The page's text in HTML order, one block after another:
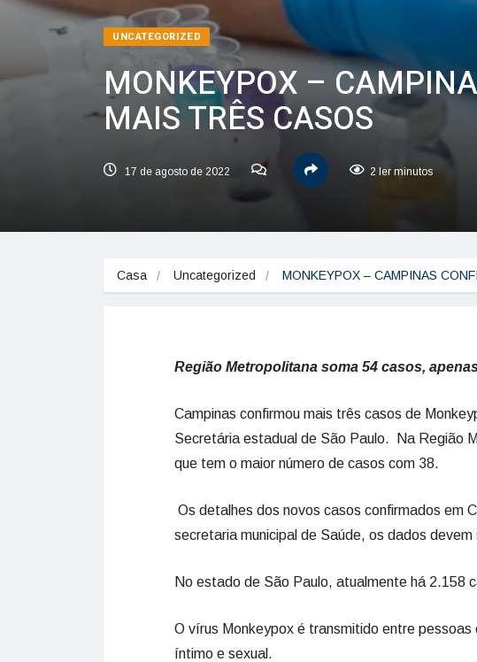
UNCATEGORIZED
MONKEYPOX –
MAIS TRÊS CASOS
17 de agosto de 2022 2 ler minutos
Casa Uncategorized MONKEYPOX – CAMPINAS
Região Metropolitana soma 54 casos,
Campinas confirmou mais três casos de
Secretária estadual de São Paulo. Na Região
que tem o maior número de casos com 38.
Os detalhes dos novos casos confirmados em
secretaria municipal de Saúde, os dados
No estado de São Paulo, atualmente há 2.158
O vírus Monkeypox é transmitido entre
íntimo e sexual.